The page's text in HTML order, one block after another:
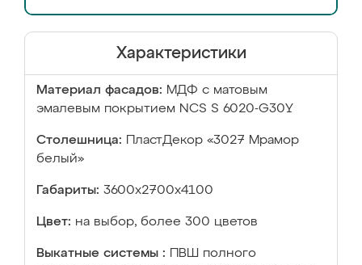
Характеристики
Материал фасадов: МДФ с матовым
эмалевым покрытием NCS S 6020-G30Y
Столешница:
ПластДекор «3027 Мрамор
белый»
Габариты: 3600х2700х4100
Цвет: на выбор, более 300 цветов
Выкатные системы :
ПВШ полного